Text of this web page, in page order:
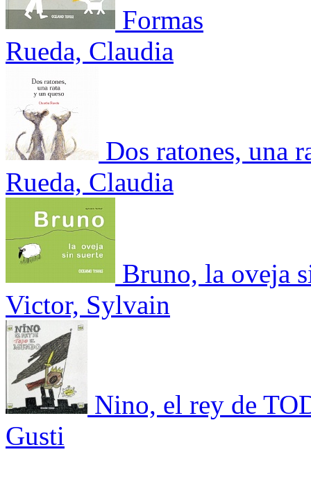
Formas
Rueda, Claudia
Dos ratones, una
Rueda, Claudia
Bruno, la oveja
Victor, Sylvain
Nino, el rey de
Gusti